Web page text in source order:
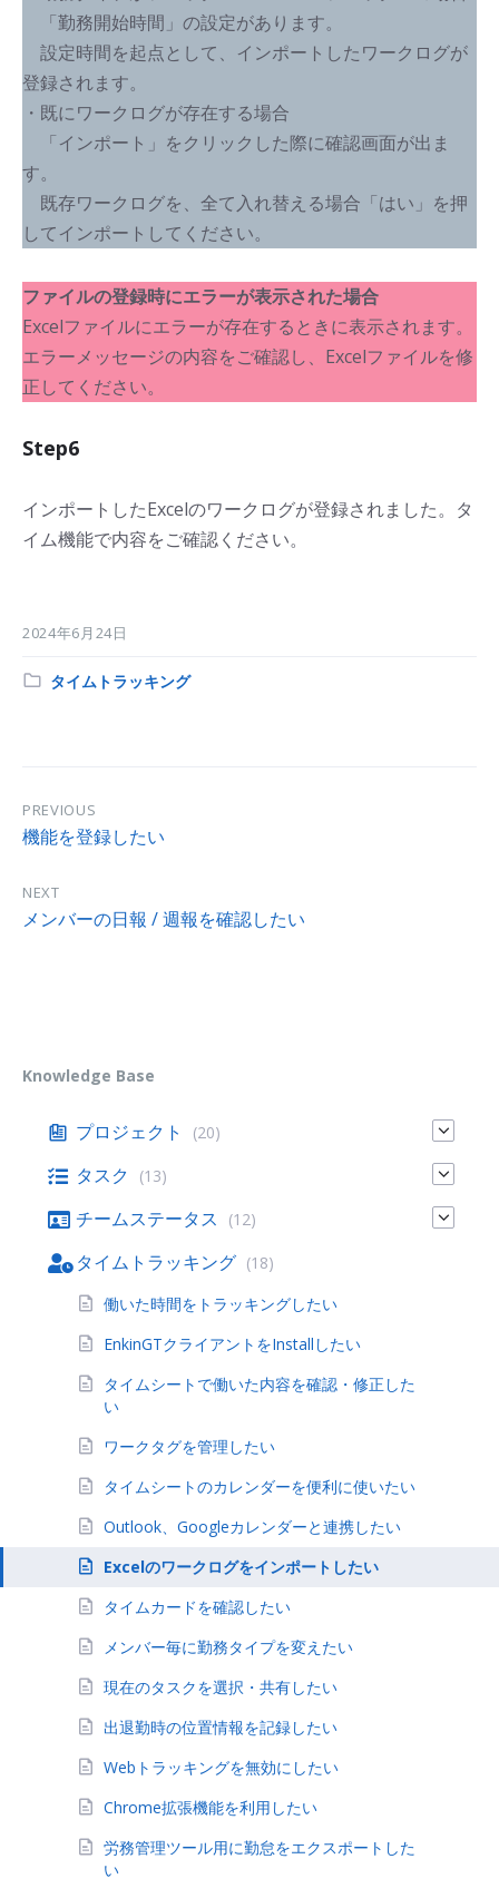
「勤務開始時間」の設定があります。
設定時間を起点として、インポートしたワークログが
登録されます。
・既にワークログが存在する場合
「インポート」をクリックした際に確認画面が出ま
す。
既存ワークログを、全て入れ替える場合「はい」を押
してインポートしてください。
ファイルの登録時にエラーが表示された場合
Excelファイルにエラーが存在するときに表示されます。
エラーメッセージの内容をご確認し、Excelファイルを修
正してください。
Step6
インポートしたExcelのワークログが登録されました。タ
イム機能で内容をご確認ください。
2024年6月24日
Category:
タイムトラッキング
PREVIOUS
機能を登録したい
NEXT
メンバーの日報 / 週報を確認したい
Knowledge Base
プロジェクト (20)
タスク (13)
チームステータス (12)
タイムトラッキング (18)
働いた時間をトラッキングしたい
EnkinGTクライアントをInstallしたい
タイムシートで働いた内容を確認・修正した
い
ワークタグを管理したい
タイムシートのカレンダーを便利に使いたい
Outlook、Googleカレンダーと連携したい
Excelのワークログをインポートしたい
タイムカードを確認したい
メンバー毎に勤務タイプを変えたい
現在のタスクを選択・共有したい
出退勤時の位置情報を記録したい
Webトラッキングを無効にしたい
Chrome拡張機能を利用したい
労務管理ツール用に勤怠をエクスポートした
い